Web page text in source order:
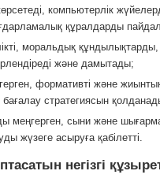
компьютерлік
құралдарды
моральдық
және дамытады;
формативті және
стратегиясын
сыни және
жүзеге асыруға қабілетті.
негізгі